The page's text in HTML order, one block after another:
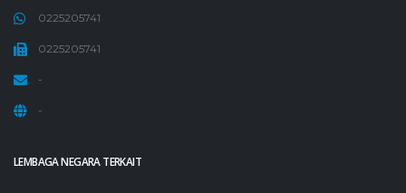
0225205741
0225205741
-
-
LEMBAGA NEGARA TERKAIT